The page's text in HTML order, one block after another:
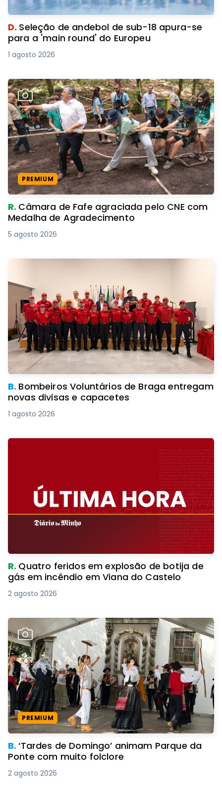
D. Seleção de andebol de sub-18 apura-se
para a 'main round' do Europeu
1 agosto 2026
PREMIUM
R. Câmara de Fafe agraciada pelo CNE com
Medalha de Agradecimento
5 agosto 2026
B. Bombeiros Voluntários de Braga entregam
novas divisas e capacetes
1 agosto 2026
R. Quatro feridos em explosão de botija de
gás em incêndio em Viana do Castelo
2 agosto 2026
PREMIUM
B.‘Tardes de Domingo’ animam Parque da
Ponte com muito folclore
2 agosto 2026